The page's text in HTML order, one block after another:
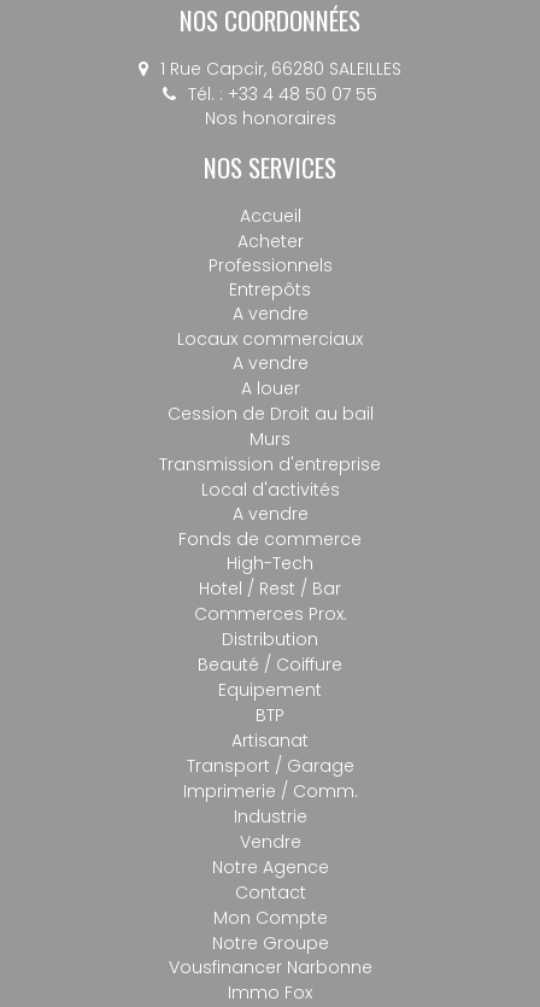
NOS COORDONNÉES
1 Rue Capcir, 66280 SALEILLES
Tél. : +33 4 48 50 07 55
Nos honoraires
NOS SERVICES
Accueil
Acheter
Professionnels
Entrepôts
A vendre
Locaux commerciaux
A vendre
A louer
Cession de Droit au bail
Murs
Transmission d'entreprise
Local d'activités
A vendre
Fonds de commerce
High-Tech
Hotel / Rest / Bar
Commerces Prox.
Distribution
Beauté / Coiffure
Equipement
BTP
Artisanat
Transport / Garage
Imprimerie / Comm.
Industrie
Vendre
Notre Agence
Contact
Mon Compte
Notre Groupe
Vousfinancer Narbonne
Immo Fox